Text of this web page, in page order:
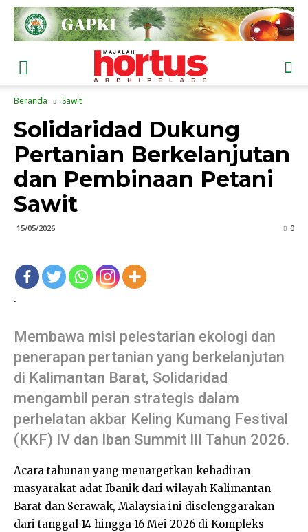
Beranda Sawit
Solidaridad Dukung
Pertanian Berkelanjutan
dan Pembinaan Petani
Sawit
15/05/2026 0
.
Membawa misi pelestarian ekologi dan
penerapan pertanian yang berkelanjutan
di Kalimantan Barat, Solidaridad
mengambil peran strategis dalam
perhelatan akbar Keling Kumang Festival
(KKF) IV dan Iban Summit III Tahun 2026.
Acara tahunan yang menargetkan kehadiran
masyarakat adat Ibanik dari wilayah Kalimantan
Barat dan Serawak, Malaysia ini diselenggarakan
dari tanggal 14 hingga 16 Mei 2026 di Kompleks